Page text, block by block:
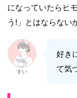
になっていたらヒ
う!」とはならない
すい
好き
て気